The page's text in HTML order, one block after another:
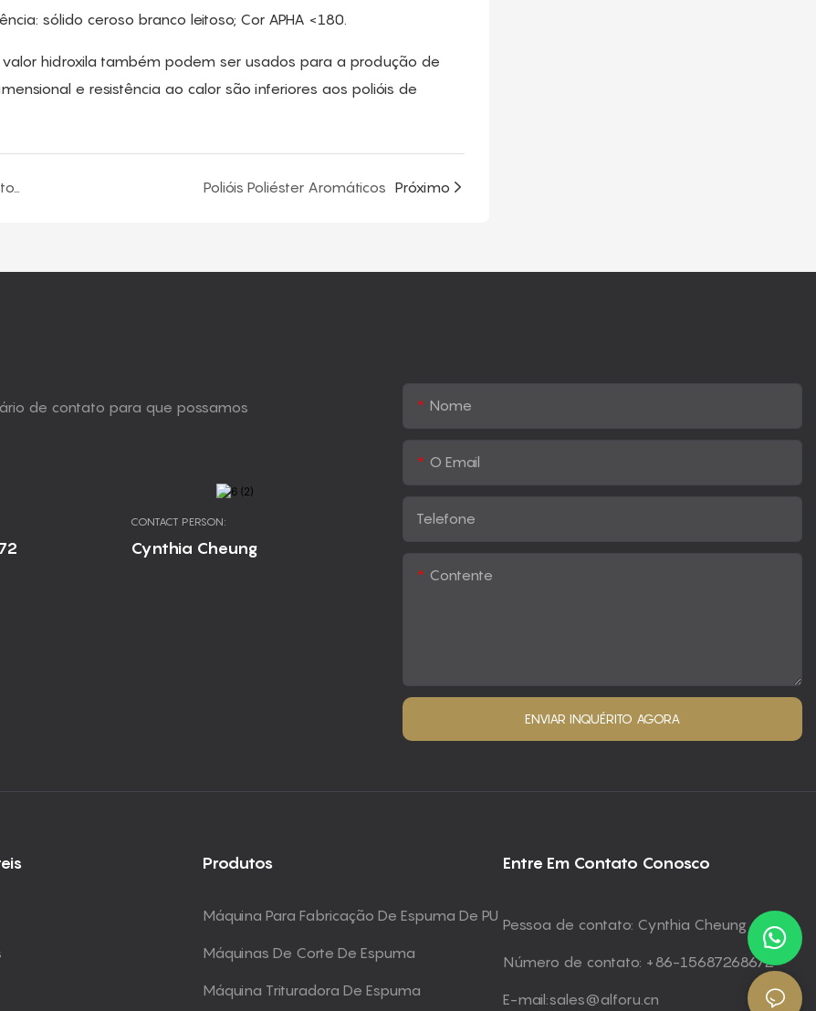
sólido ceroso branco leitoso; Cor APHA <180.
hidroxila também podem ser usados ​​para a produção de
e resistência ao calor são inferiores aos polióis de
Produção de Polióis Poliéster – Dois Outros Métodos Polióis Poliéster Aromáticos Próximo
de contato para que possamos
CONTACT PERSON:
Cynthia Cheung
Nome
O Email
Telefone
Contente
ENVIAR INQUÉRITO AGORA
Produtos
Máquina Para Fabricação De Espuma De PU
Máquinas De Corte De Espuma
Máquina Trituradora De Espuma
Entre Em Contato Conosco
Pessoa de contato: Cynthia Cheung
Número de contato: +86-15687268672
E-mail:sales@alforu.cn